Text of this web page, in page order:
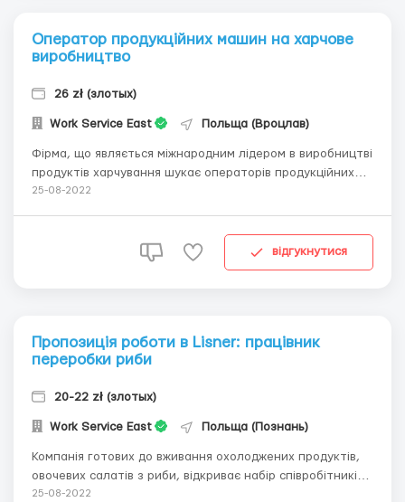
Оператор продукційних машин на харчове
виробництво
26 zł (злотых)
Work Service East Польща (Вроцлав)
Фірма, що являється міжнародним лідером в виробництві
продуктів харчування шукає операторів продукційних
машин (виробництво картоплі фрі) Заробітна плата
км від міста Вроц...
25-08-2022
відгукнутися
Пропозиція роботи в Lisner: працівник
переробки риби
20-22 zł (злотых)
Work Service East Польща (Познань)
Компанія готових до вживання охолоджених продуктів,
овочевих салатів з риби, відкриває набір співробітників
на посаду: пакувальник виробів з риби Місце роботи:
25-08-2022